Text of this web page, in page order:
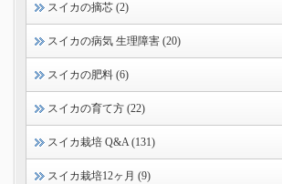
スイカの摘芯 (2)
スイカの病気 生理障害 (20)
スイカの肥料 (6)
スイカの育て方 (22)
スイカ栽培 Q&A (131)
スイカ栽培12ヶ月 (9)